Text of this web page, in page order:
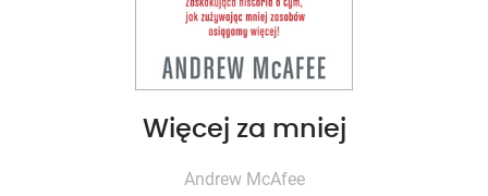
Więcej za mniej
Andrew McAfee